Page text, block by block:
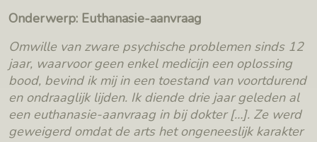
Onderwerp: Euthanasie-aanvraag
Omwille van zware psychische problemen sinds 12
jaar, waarvoor geen enkel medicijn een oplossing
bood, bevind ik mij in een toestand van voortdurend
en ondraaglijk lijden. Ik diende drie jaar geleden al
een euthanasie-aanvraag in bij dokter […]. Ze werd
geweigerd omdat de arts het ongeneeslijk karakter